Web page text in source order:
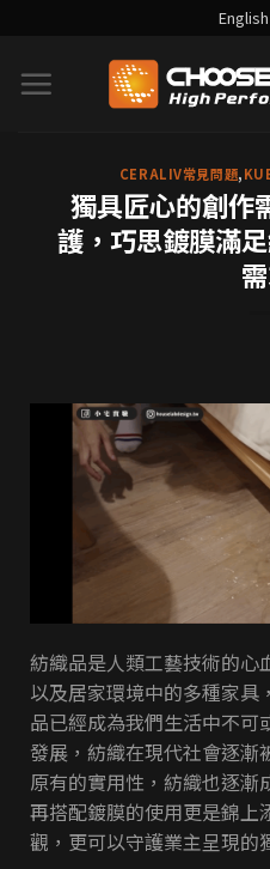
English
CERALIV常見問題,
獨具匠心的創作
護，巧思鍍膜滿
紡織品是人類工藝技術的心
以及居家環境中的多種家
品已經成為我們生活中不可
發展，紡織在現代社會逐漸
原有的實用性，紡織也逐漸
再搭配鍍膜的使用更是錦上
觀，更可以守護業主呈現的